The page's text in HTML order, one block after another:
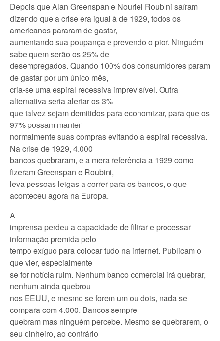
Depois que Alan Greenspan e Nouriel Roubini saíram
dizendo que a crise era igual à de 1929, todos os
americanos pararam de gastar,
aumentando sua poupança e prevendo o pior. Ninguém
sabe quem serão os 25% de
desempregados. Quando 100% dos consumidores param
de gastar por um único mês,
cria-se uma espiral recessiva imprevisível. Outra
alternativa seria alertar os 3%
que talvez sejam demitidos para economizar, para que os
97% possam manter
normalmente suas compras evitando a espiral recessiva.
Na crise de 1929, 4.000
bancos quebraram, e a mera referência a 1929 como
fizeram Greenspan e Roubini,
leva pessoas leigas a correr para os bancos, o que
aconteceu agora na Europa.
A
imprensa perdeu a capacidade de filtrar e processar
informação premida pelo
tempo exíguo para colocar tudo na internet. Publicam o
que vier, especialmente
se for notícia ruim. Nenhum banco comercial irá quebrar,
nenhum ainda quebrou
nos EEUU, e mesmo se forem um ou dois, nada se
compara com 4.000. Bancos sempre
quebram mas ninguém percebe. Mesmo se quebrarem, o
seu dinheiro, ao contrário